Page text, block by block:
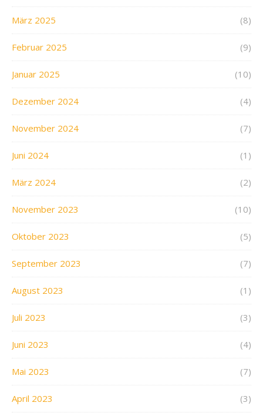
März 2025 (8)
Februar 2025 (9)
Januar 2025 (10)
Dezember 2024 (4)
November 2024 (7)
Juni 2024 (1)
März 2024 (2)
November 2023 (10)
Oktober 2023 (5)
September 2023 (7)
August 2023 (1)
Juli 2023 (3)
Juni 2023 (4)
Mai 2023 (7)
April 2023 (3)